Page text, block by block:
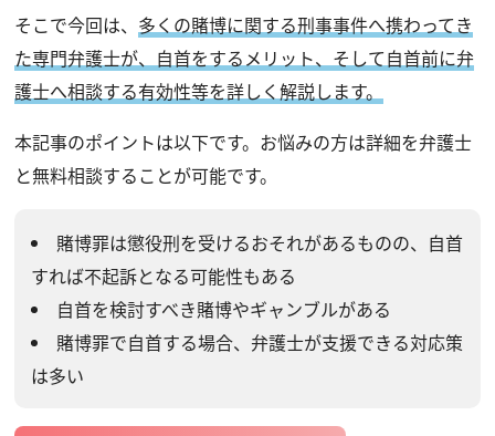
そこで今回は、 多くの賭博に関する刑事事件へ携わってき
た専門弁護士が、自首をするメリット、そして自首前に弁
護士へ相談する有効性等を詳しく解説します。
本記事のポイントは以下です。お悩みの方は詳細を弁護士
と無料相談することが可能です。
賭博罪は懲役刑を受けるおそれがあるものの、自首
すれば不起訴となる可能性もある
自首を検討すべき賭博やギャンブルがある
賭博罪で自首する場合、弁護士が支援できる対応策
は多い